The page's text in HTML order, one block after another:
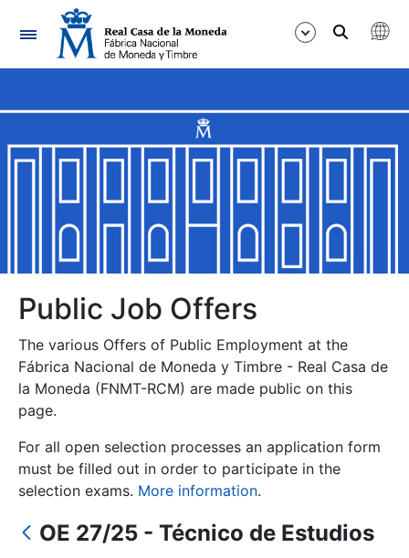
Navigation
Show/Hide
Show/Hide
Show/Hide
Show/Hide
Show/Hide
Public Job Offers
The various Offers of Public Employment at the
Fábrica Nacional de Moneda y Timbre - Real Casa de
la Moneda (FNMT-RCM) are made public on this
page.
For all open selection processes an application form
must be filled out in order to participate in the
selection exams. More information.
OE 27/25 - Técnico de Estudios